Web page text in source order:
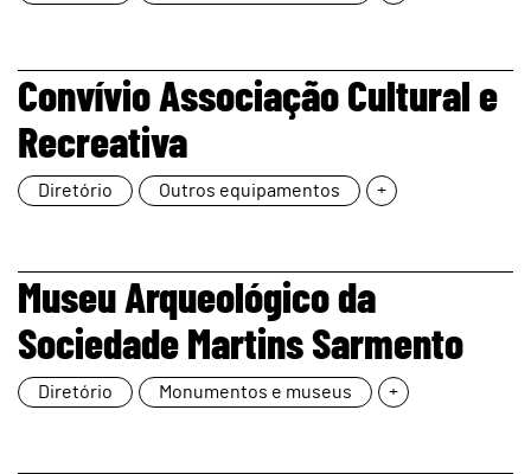
page
Convívio Associação Cultural e
Recreativa
Diretório Outros equipamentos +
page
Museu Arqueológico da
Sociedade Martins Sarmento
Diretório Monumentos e museus +